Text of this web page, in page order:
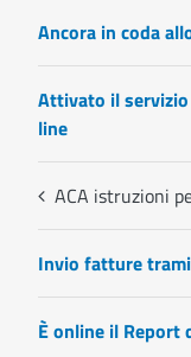
Ancora in coda
Attivato il
line
ACA istruzioni
Invio fatture
È online il Report